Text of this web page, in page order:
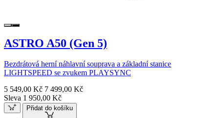
ASTRO A50 (Gen 5)
Bezdrátová herní náhlavní souprava a základní stanice
LIGHTSPEED se zvukem PLAYSYNC
5 549,00 Kč 7 499,00 Kč
Sleva 1 950,00 Kč
Přidat do košíku